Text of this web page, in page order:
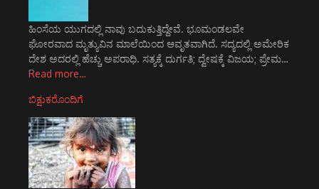
ಹಿಂಸೆಯ ಯುಗದಲ್ಲಿ ನಾವು ಬದುಕುತ್ತಿದ್ದೇವೆ. ಭೂಮಂಡಲವೇ
ಘೋರವಾದ ಮೃತ್ಯುವಿನ ಮಾಲೆಯಿಂದ ಆವೃತವಾಗಿದೆ. ಸದ್ಯದಲ್ಲಿ ಅಮೇರಿಕ
ದೇಶ ಅದರಲ್ಲಿ ಹೆಚ್ಚು ಅಪರಾಧಿ. ಸತ್ಯಕ್ಕೆ ದುರ್ಗತಿ; ದ್ವೇಷಕ್ಕೆ ವಿಜಯ; ಪ್ರೇಮ…
Read more…
ಬಿಕ್ಷುಕರೊಂದಿಗೆ